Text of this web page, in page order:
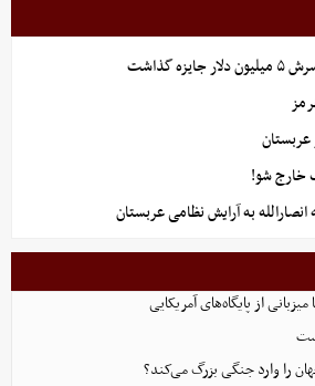
گذاشت
خارج شو!
به آرایش نظامی عربستان
از پایگاه‌های آمریکایی
جهان را وارد جنگی بزرگ می‌کند؟